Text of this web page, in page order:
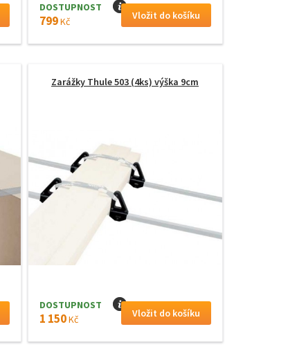
DOSTUPNOST I
799Kč
Zarážky Thule 503 (4ks) výška 9cm
DOSTUPNOST I
1 150Kč